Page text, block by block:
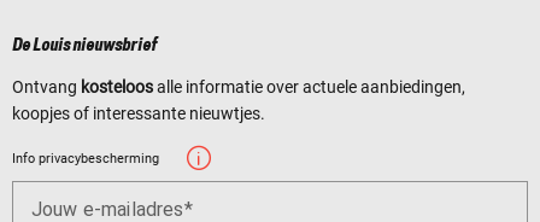
De Louis nieuwsbrief
Ontvang kosteloosalle informatie over actuele aanbiedingen,
koopjes of interessante nieuwtjes.
Info privacybescherming
Jouw e-mailadres